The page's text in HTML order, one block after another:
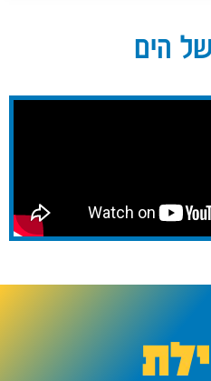
של הים